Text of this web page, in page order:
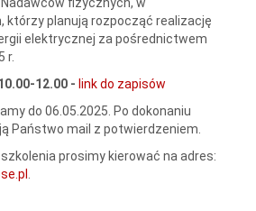
którzy planują rozpocząć realizację
elektrycznej za pośrednictwem
r.
12.00 - link do zapisów
do 06.05.2025. Po dokonaniu
Państwo mail z potwierdzeniem.
prosimy kierować na adres: